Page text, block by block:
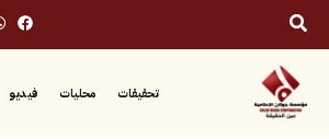
محليات فيديو